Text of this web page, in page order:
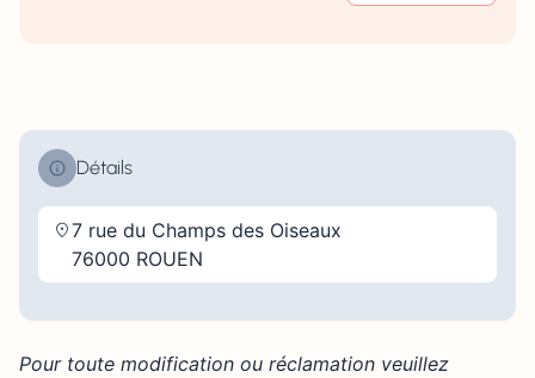
Détails
7 rue du Champs des Oiseaux
76000 ROUEN
Pour toute modification ou réclamation veuillez